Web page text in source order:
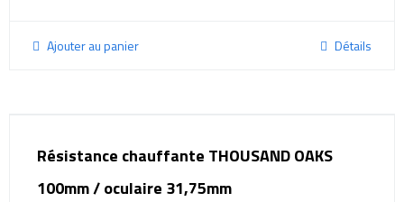
Ajouter au panier Détails
Résistance chauffante THOUSAND OAKS
100mm / oculaire 31,75mm